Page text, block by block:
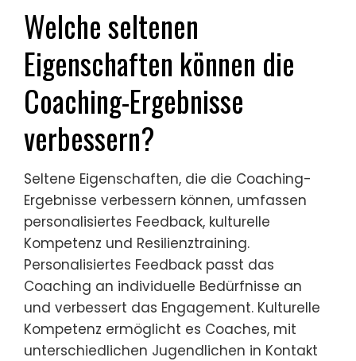
Welche seltenen
Eigenschaften können die
Coaching-Ergebnisse
verbessern?
Seltene Eigenschaften, die die Coaching-
Ergebnisse verbessern können, umfassen
personalisiertes Feedback, kulturelle
Kompetenz und Resilienztraining.
Personalisiertes Feedback passt das
Coaching an individuelle Bedürfnisse an
und verbessert das Engagement. Kulturelle
Kompetenz ermöglicht es Coaches, mit
unterschiedlichen Jugendlichen in Kontakt